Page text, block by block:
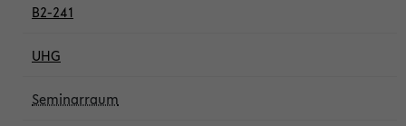
B2-241
UHG
Seminarraum